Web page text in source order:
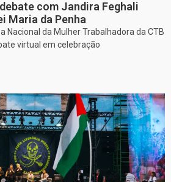
com Jandira Feghali
Maria da Penha
Nacional da Mulher Trabalhadora da CTB
virtual em celebração